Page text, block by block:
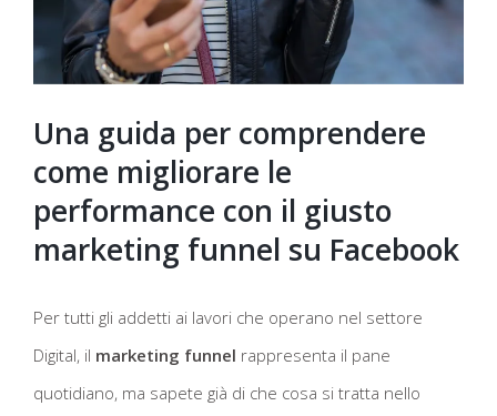
Una guida per comprendere
come migliorare le
performance con il giusto
marketing funnel su Facebook
Per tutti gli addetti ai lavori che operano nel settore
Digital, il marketing funnel rappresenta il pane
quotidiano, ma sapete già di che cosa si tratta nello